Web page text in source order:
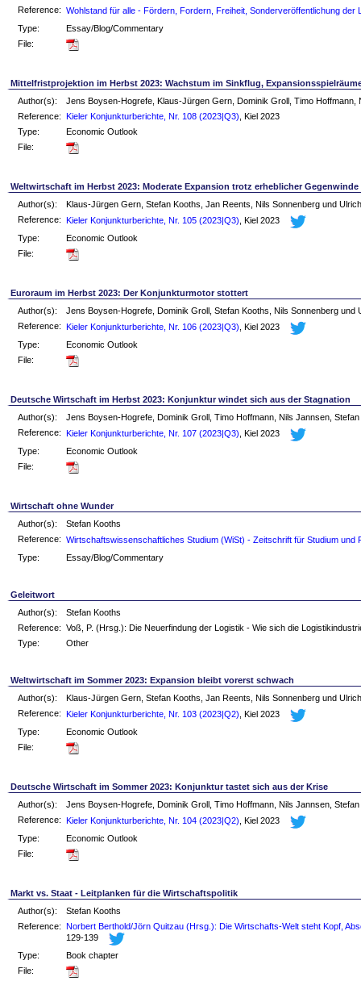
Reference:
Wohlstand für alle - Fördern, Fordern, Freiheit, Sonderveröffentlichung der
Type:
Essay/Blog/Commentary
File:
Mittelfristprojektion im Herbst 2023: Wachstum im Sinkflug,
Author(s):
Jens Boysen-Hogrefe, Klaus-Jürgen Gern, Dominik Groll, Timo
Reference:
Kieler Konjunkturberichte, Nr. 108 (2023|Q3) , Kiel 2023
Type:
Economic Outlook
File:
Weltwirtschaft im Herbst 2023: Moderate Expansion trotz erheblicher Gegenwinde
Author(s):
Klaus-Jürgen Gern, Stefan Kooths, Jan Reents, Nils Sonnenberg und
Reference:
Kieler Konjunkturberichte, Nr. 105 (2023|Q3) , Kiel 2023
Type:
Economic Outlook
File:
Euroraum im Herbst 2023: Der Konjunkturmotor stottert
Author(s):
Jens Boysen-Hogrefe, Dominik Groll, Stefan Kooths, Nils Sonnenberg und
Reference:
Kieler Konjunkturberichte, Nr. 106 (2023|Q3) , Kiel 2023
Type:
Economic Outlook
File:
Deutsche Wirtschaft im Herbst 2023: Konjunktur windet sich aus der Stagnation
Author(s):
Jens Boysen-Hogrefe, Dominik Groll, Timo Hoffmann, Nils Jannsen,
Reference:
Kieler Konjunkturberichte, Nr. 107 (2023|Q3) , Kiel 2023
Type:
Economic Outlook
File:
Wirtschaft ohne Wunder
Author(s):
Stefan Kooths
Reference:
Wirtschaftswissenschaftliches Studium (WiSt) - Zeitschrift für Studium und
Type:
Essay/Blog/Commentary
Geleitwort
Author(s):
Stefan Kooths
Reference:
Voß, P. (Hrsg.): Die Neuerfindung der Logistik - Wie sich die
Type:
Other
Weltwirtschaft im Sommer 2023: Expansion bleibt vorerst schwach
Author(s):
Klaus-Jürgen Gern, Stefan Kooths, Jan Reents, Nils Sonnenberg und
Reference:
Kieler Konjunkturberichte, Nr. 103 (2023|Q2) , Kiel 2023
Type:
Economic Outlook
File:
Deutsche Wirtschaft im Sommer 2023: Konjunktur tastet sich aus der Krise
Author(s):
Jens Boysen-Hogrefe, Dominik Groll, Timo Hoffmann, Nils Jannsen,
Reference:
Kieler Konjunkturberichte, Nr. 104 (2023|Q2) , Kiel 2023
Type:
Economic Outlook
File:
Markt vs. Staat - Leitplanken für die Wirtschaftspolitik
Author(s):
Stefan Kooths
Reference:
Norbert Berthold/Jörn Quitzau (Hrsg.): Die Wirtschafts-Welt steht Kopf,
129-139
Type:
Book chapter
File: